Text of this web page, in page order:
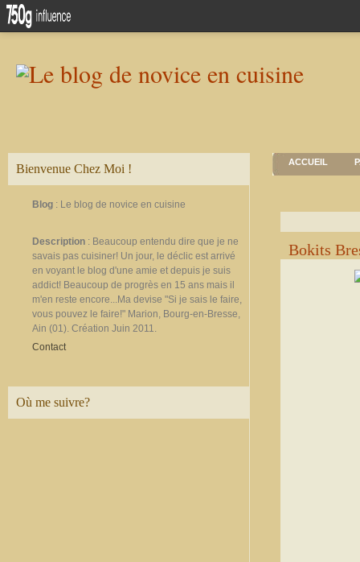
Bienvenue Chez Moi !
Blog : Le blog de novice en cuisine
Description : Beaucoup entendu dire que je ne
savais pas cuisiner! Un jour, le déclic est arrivé
en voyant le blog d'une amie et depuis je suis
addict! Beaucoup de progrès en 15 ans mais il
m'en reste encore...Ma devise "Si je sais le faire,
vous pouvez le faire!" Marion, Bourg-en-Bresse,
Ain (01). Création Juin 2011.
Contact
Où me suivre?
ACCUEIL
Bokits